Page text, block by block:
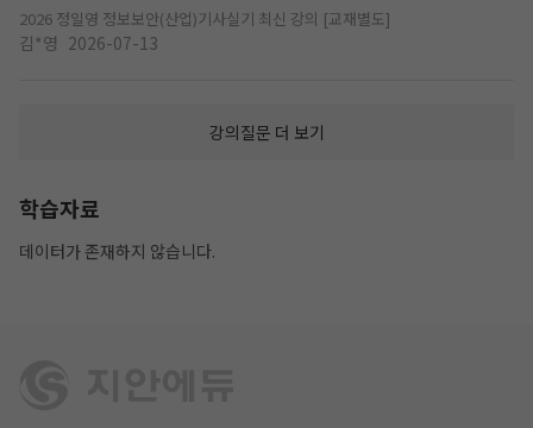
2026 정일영 정보보안(산업)기사실기 최신 강의 [교재별도]
김*영 2026-07-13
강의질문 더 보기
학습자료
데이터가 존재하지 않습니다.